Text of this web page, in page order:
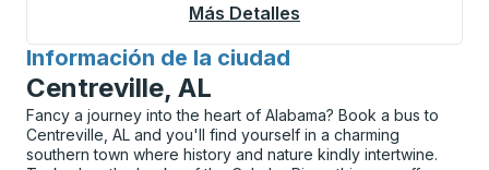
Más Detalles
Información de la ciudad
para
Centreville, AL
Fancy a journey into the heart of Alabama? Book a bus to
Centreville, AL and you'll find yourself in a charming
southern town where history and nature kindly intertwine.